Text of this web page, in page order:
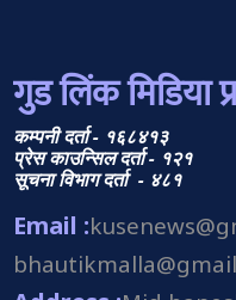
गुड लिंक मिडिया
कम्पनी दर्ता - १६८४१३
प्रेस काउन्सिल दर्ता - १२१
सूचना विभाग दर्ता - ४८१
Email :